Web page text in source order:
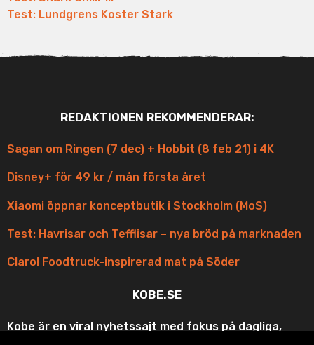
Test: Lundgrens Koster Stark
REDAKTIONEN REKOMMENDERAR:
Sagan om Ringen (7 dec) + Hobbit (8 feb 21) i 4K
Disney+ för 49 kr / mån första året
Xiaomi öppnar konceptbutik i Stockholm (MoS)
Test: Havrisar och Tefflisar – nya bröd på marknaden
Claro! Foodtruck-inspirerad mat på Söder
KOBE.SE
Kobe är en viral nyhetssajt med fokus på dagliga,